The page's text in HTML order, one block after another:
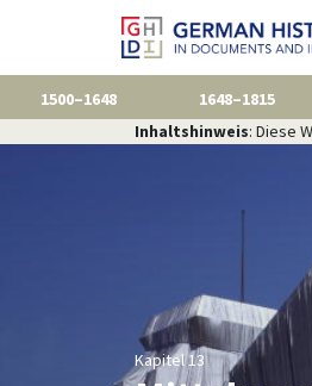
1500–1648 1648–1815
Inhaltshinweis: Diese
Kapitel 13